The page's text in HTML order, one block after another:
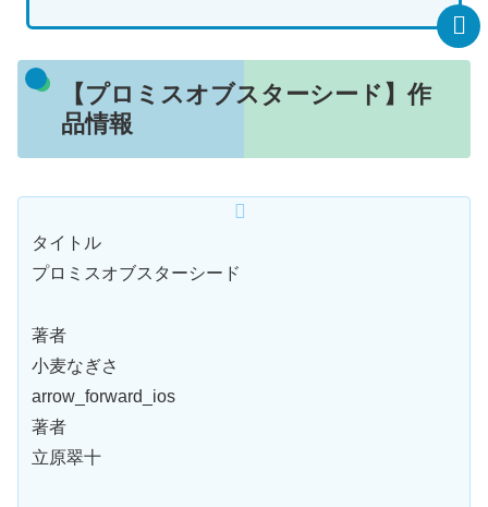
【プロミスオブスターシード】作
品情報
タイトル
プロミスオブスターシード
著者
小麦なぎさ
arrow_forward_ios
著者
立原翠十